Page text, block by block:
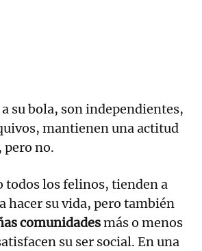
su bola, son independientes,
mantienen una actitud
no.
todos los felinos, tienden a
hacer su vida, pero también
comunidadesmás o menos
su ser social. En una